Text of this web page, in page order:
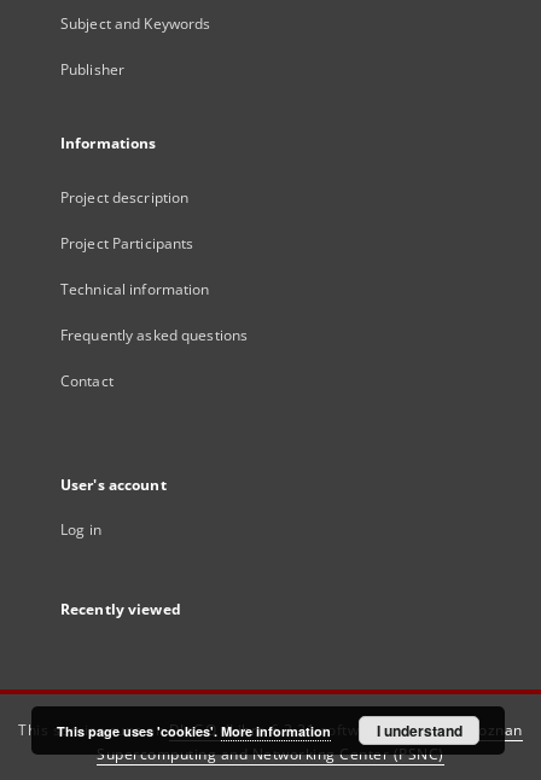
Subject and Keywords
Publisher
Informations
Project description
Project Participants
Technical information
Frequently asked questions
Contact
User's account
Log in
Recently viewed
This service runs onDInGO dLibra 6.3.21software created by
Poznan
Supercomputing and Networking Center (PSNC)
This page uses 'cookies'. More information I understand